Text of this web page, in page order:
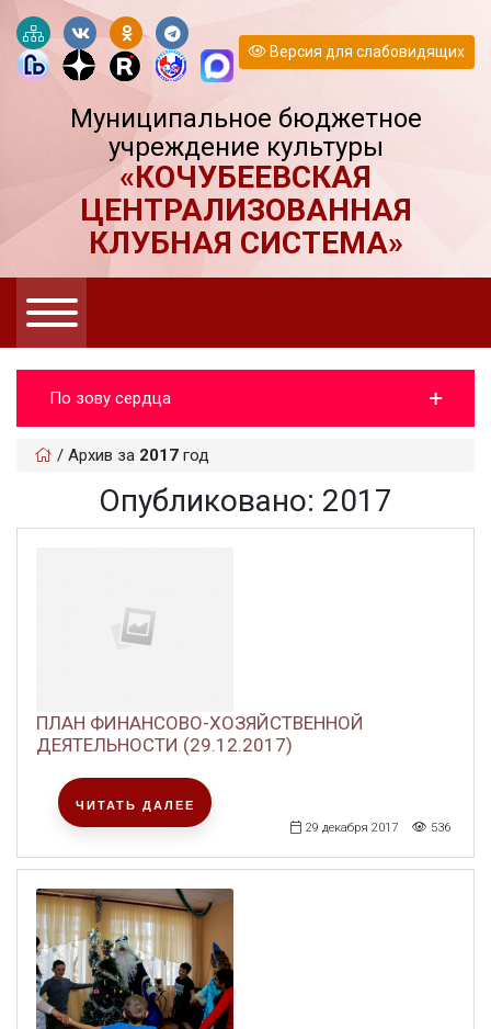
Версия для слабовидящих
Муниципальное бюджетное
учреждение культуры
«КОЧУБЕЕВСКАЯ
ЦЕНТРАЛИЗОВАННАЯ
КЛУБНАЯ СИСТЕМА»
По зову сердца
/ Архив за 2017 год
Опубликовано: 2017
ПЛАН ФИНАНСОВО-ХОЗЯЙСТВЕННОЙ
ДЕЯТЕЛЬНОСТИ (29.12.2017)
29 декабря 2017 536
ЧИТАТЬ ДАЛЕЕ